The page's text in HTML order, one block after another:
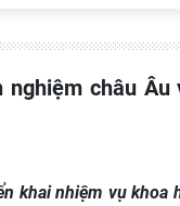
khai nhiệm vụ khoa